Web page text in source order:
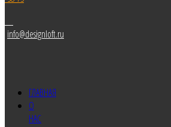
info@designloft.ru
ГЛАВНАЯ
О
НАС